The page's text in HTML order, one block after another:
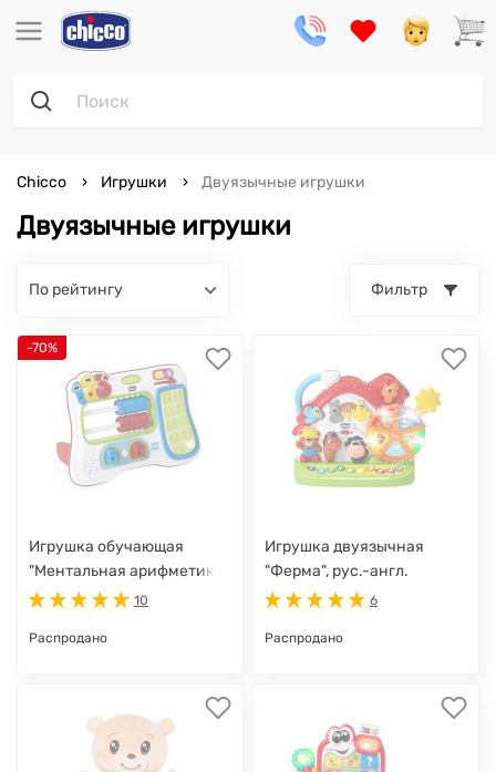
Двуязычные игрушки
Chicco Игрушки Двуязычные игрушки
по рейтингу Фильтр
-70%
Игрушка обучающая
"Ментальная арифметика"
10
Распродано
Игрушка двуязычная
"Ферма", рус.-англ.
6
Распродано